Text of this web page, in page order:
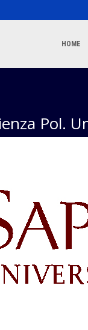
HOME
Pol.